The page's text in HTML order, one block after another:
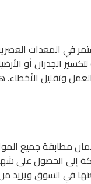
في المعدات
الجدران أو
الأخطاء.
جميع
إلى الحصول
في السوق ويزيد